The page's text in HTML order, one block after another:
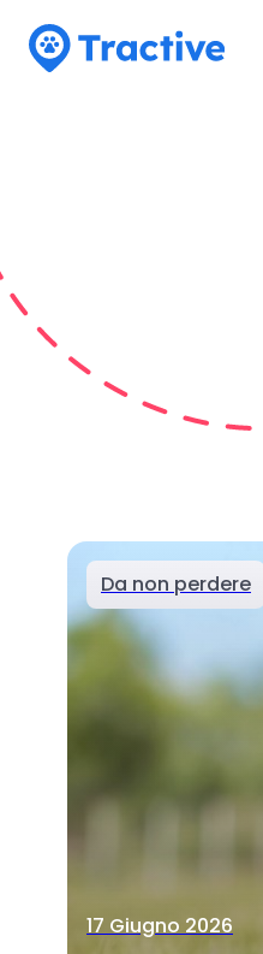
Da non perdere
17 Giugno 2026